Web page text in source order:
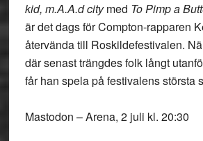
kid, m.A.A.d citymed To Pimp a
är det dags för Compton-rapparen
återvända till Roskildefestivalen.
där senast trängdes folk långt
får han spela på festivalens största
Mastodon – Arena, 2 juli kl. 20:30